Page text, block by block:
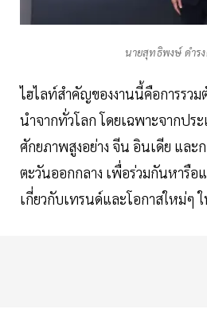
นายสุทธิพงษ์ ดำร
ไฮไลท์สำคัญของงานนี้คือการรว
นำจากทั่วโลก โดยเฉพาะจากป
ศักยภาพสูงอย่าง จีน อินเดีย และ
ตะวันออกกลาง เพื่อร่วมกันหารือ
เกี่ยวกับเทรนด์และโอกาสใหม่ๆ